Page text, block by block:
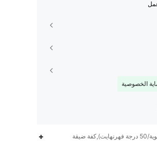
الخصوصية